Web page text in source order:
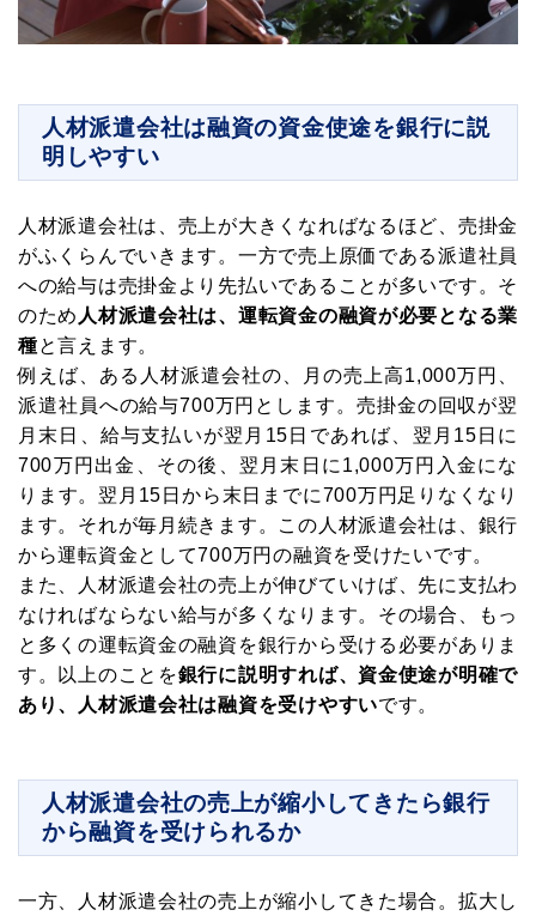
人材派遣会社は融資の資金使途を銀行に説
明しやすい
人材派遣会社は、売上が大きくなればなるほど、売掛金
がふくらんでいきます。一方で売上原価である派遣社員
への給与は売掛金より先払いであることが多いです。そ
のため 人材派遣会社は、運転資金の融資が必要となる業
種と言えます。
例えば、ある人材派遣会社の、月の売上高1,000万円、
派遣社員への給与700万円とします。売掛金の回収が翌
月末日、給与支払いが翌月15日であれば、翌月15日に
700万円出金、その後、翌月末日に1,000万円入金にな
ります。翌月15日から末日までに700万円足りなくなり
ます。それが毎月続きます。この人材派遣会社は、銀行
から運転資金として700万円の融資を受けたいです。
また、人材派遣会社の売上が伸びていけば、先に支払わ
なければならない給与が多くなります。その場合、もっ
と多くの運転資金の融資を銀行から受ける必要がありま
す。以上のことを銀行に説明すれば、資金使途が明確で
あり、人材派遣会社は融資を受けやすいです。
人材派遣会社の売上が縮小してきたら銀行
から融資を受けられるか
一方、人材派遣会社の売上が縮小してきた場合。拡大し